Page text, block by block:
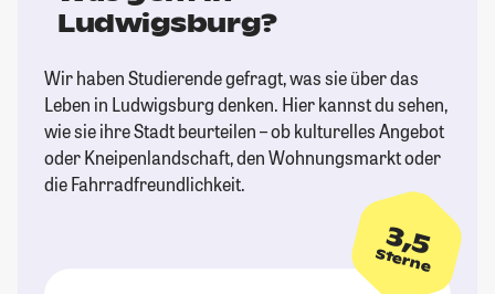
Ludwigsburg?
Wir haben Studierende gefragt, was sie über das
Leben in Ludwigsburg denken. Hier kannst du sehen,
wie sie ihre Stadt beurteilen – ob kulturelles Angebot
oder Kneipenlandschaft, den Wohnungsmarkt oder
die Fahrradfreundlichkeit.
3,5
Sterne